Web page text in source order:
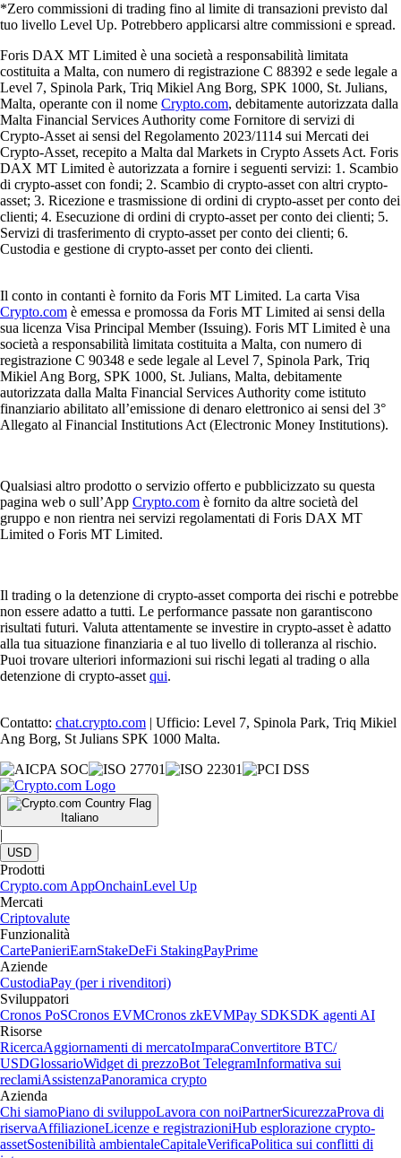
*Zero commissioni di trading fino al limite di transazioni previsto dal
tuo livello Level Up. Potrebbero applicarsi altre commissioni e spread.
Foris DAX MT Limited è una società a responsabilità limitata
costituita a Malta, con numero di registrazione C 88392 e sede legale a
Level 7, Spinola Park, Triq Mikiel Ang Borg, SPK 1000, St. Julians,
Malta, operante con il nome Crypto.com, debitamente autorizzata dalla
Malta Financial Services Authority come Fornitore di servizi di
Crypto-Asset ai sensi del Regolamento 2023/1114 sui Mercati dei
Crypto-Asset, recepito a Malta dal Markets in Crypto Assets Act. Foris
DAX MT Limited è autorizzata a fornire i seguenti servizi: 1. Scambio
di crypto-asset con fondi; 2. Scambio di crypto-asset con altri crypto-
asset; 3. Ricezione e trasmissione di ordini di crypto-asset per conto dei
clienti; 4. Esecuzione di ordini di crypto-asset per conto dei clienti; 5.
Servizi di trasferimento di crypto-asset per conto dei clienti; 6.
Custodia e gestione di crypto-asset per conto dei clienti.
Il conto in contanti è fornito da Foris MT Limited. La carta Visa
Crypto.com è emessa e promossa da Foris MT Limited ai sensi della
sua licenza Visa Principal Member (Issuing). Foris MT Limited è una
società a responsabilità limitata costituita a Malta, con numero di
registrazione C 90348 e sede legale al Level 7, Spinola Park, Triq
Mikiel Ang Borg, SPK 1000, St. Julians, Malta, debitamente
autorizzata dalla Malta Financial Services Authority come istituto
finanziario abilitato all’emissione di denaro elettronico ai sensi del 3°
Allegato al Financial Institutions Act (Electronic Money Institutions).
Qualsiasi altro prodotto o servizio offerto e pubblicizzato su questa
pagina web o sull’App Crypto.com è fornito da altre società del
gruppo e non rientra nei servizi regolamentati di Foris DAX MT
Limited o Foris MT Limited.
Il trading o la detenzione di crypto-asset comporta dei rischi e potrebbe
non essere adatto a tutti. Le performance passate non garantiscono
risultati futuri. Valuta attentamente se investire in crypto-asset è adatto
alla tua situazione finanziaria e al tuo livello di tolleranza al rischio.
Puoi trovare ulteriori informazioni sui rischi legati al trading o alla
detenzione di crypto-asset qui.
Contatto: chat.crypto.com | Ufficio: Level 7, Spinola Park, Triq Mikiel
Ang Borg, St Julians SPK 1000 Malta.
Italiano
|
USD
Prodotti
Crypto.com AppOnchainLevel Up
Mercati
Criptovalute
Funzionalità
CartePanieriEarnStakeDeFi StakingPayPrime
Aziende
CustodiaPay (per i rivenditori)
Sviluppatori
Cronos PoSCronos EVMCronos zkEVMPay SDKSDK agenti AI
Risorse
RicercaAggiornamenti di mercatoImparaConvertitore BTC/
USDGlossarioWidget di prezzoBot TelegramInformativa sui
reclamiAssistenzaPanoramica crypto
Azienda
Chi siamoPiano di sviluppoLavora con noiPartnerSicurezzaProva di
riservaAffiliazioneLicenze e registrazioniHub esplorazione crypto-
assetSostenibilità ambientaleCapitaleVerificaPolitica sui conflitti di